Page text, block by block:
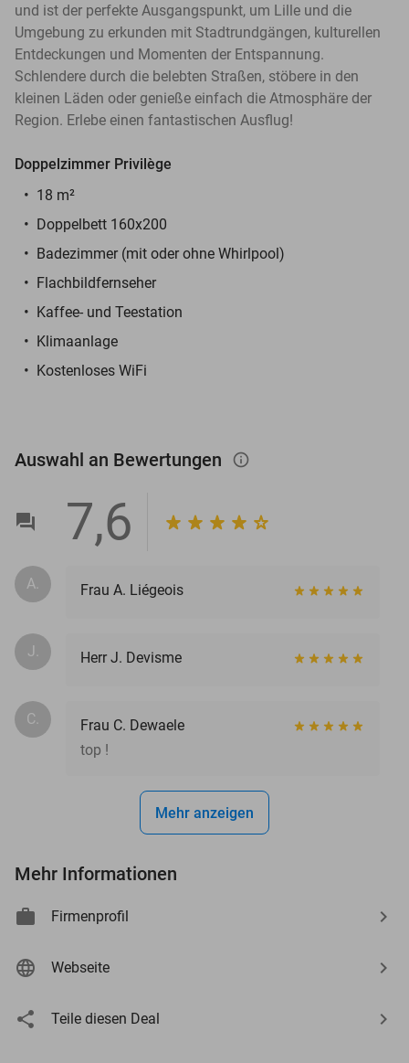
und ist der perfekte Ausgangspunkt, um Lille und die
Umgebung zu erkunden mit Stadtrundgängen, kulturellen
Entdeckungen und Momenten der Entspannung.
Schlendere durch die belebten Straßen, stöbere in den
kleinen Läden oder genieße einfach die Atmosphäre der
Region. Erlebe einen fantastischen Ausflug!
Doppelzimmer Privilège
18 m²
Doppelbett 160x200
Badezimmer (mit oder ohne Whirlpool)
Flachbildfernseher
Kaffee- und Teestation
Klimaanlage
Kostenloses WiFi
Auswahl an Bewertungen info_outlined
7,6
A. Frau A. Liégeois
J. Herr J. Devisme
C.
Frau C. Dewaele
top !
Mehr anzeigen
Mehr Informationen
Firmenprofil
Webseite
Teile diesen Deal